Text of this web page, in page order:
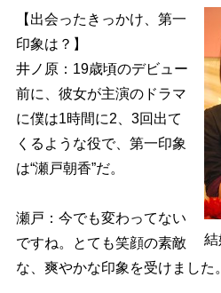
結
【出会ったきっかけ、第一
印象は？】
井ノ原：19歳頃のデビュー
前に、彼女が主演のドラマ
に僕は1時間に2、3回出て
くるような役で、第一印象
は“瀬戸朝香”だ。
瀬戸：今でも変わってない
ですね。とても笑顔の素敵
な、爽やかな印象を受けました。